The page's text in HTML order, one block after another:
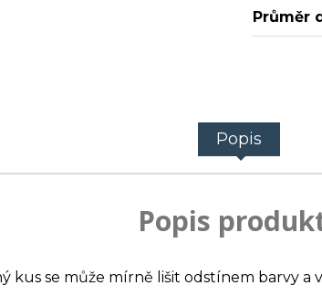
Průměr
Popis
Popis
kus se může mírně lišit odstínem barvy a